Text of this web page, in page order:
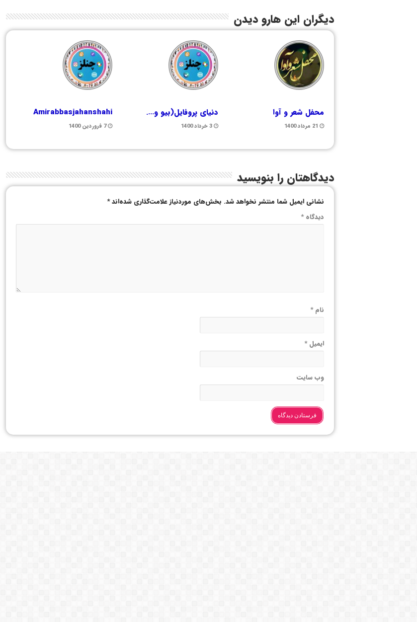
دیگران این هارو دیدن
محفل شعر و آوا
21 مرداد 1400
دنیای پروفایل(بیو و….
3 خرداد 1400
Amirabbasjahanshahi
7 فروردین 1400
دیدگاهتان را بنویسید
نشانی ایمیل شما منتشر نخواهد شد. بخش‌های موردنیاز علامت‌گذاری شده‌اند*
دیدگاه*
نام*
ایمیل*
وب‌ سایت